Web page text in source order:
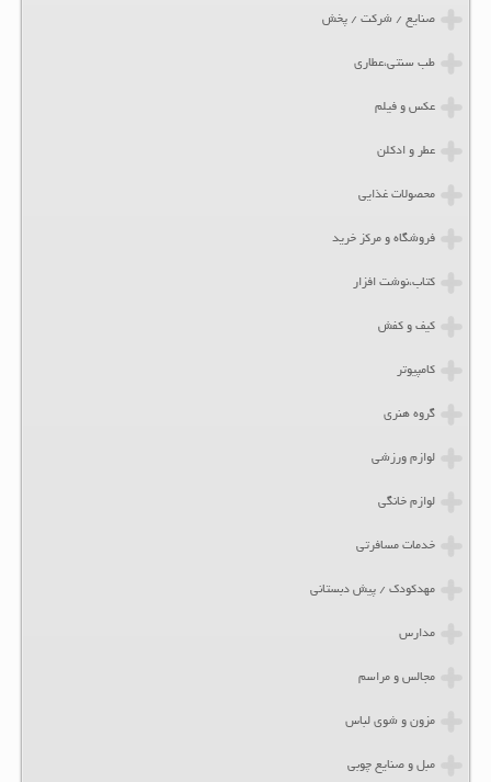
صنایع / شرکت / پخش
طب سنتی،عطاری
عکس و فیلم
عطر و ادکلن
محصولات غذایی
فروشگاه و مرکز خرید
کتاب،نوشت افزار
کیف و کفش
کامپیوتر
گروه هنری
لوازم ورزشی
لوازم خانگی
خدمات مسافرتی
مهدکودک / پیش دبستانی
مدارس
مجالس و مراسم
مزون و شوی لباس
مبل و صنایع چوبی